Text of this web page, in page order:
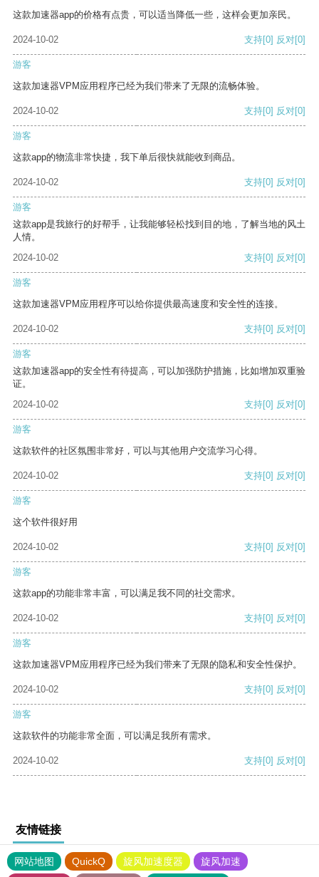
这款加速器app的价格有点贵，可以适当降低一些，这样会更加亲民。
2024-10-02 支持[0] 反对[0]
游客
这款加速器VPM应用程序已经为我们带来了无限的流畅体验。
2024-10-02 支持[0] 反对[0]
游客
这款app的物流非常快捷，我下单后很快就能收到商品。
2024-10-02 支持[0] 反对[0]
游客
这款app是我旅行的好帮手，让我能够轻松找到目的地，了解当地的风土
人情。
2024-10-02
支持[0] 反对[0]
游客
这款加速器VPM应用程序可以给你提供最高速度和安全性的连接。
2024-10-02 支持[0] 反对[0]
游客
这款加速器app的安全性有待提高，可以加强防护措施，比如增加双重验
证。
2024-10-02
支持[0] 反对[0]
游客
这款软件的社区氛围非常好，可以与其他用户交流学习心得。
2024-10-02 支持[0] 反对[0]
游客
这个软件很好用
2024-10-02 支持[0] 反对[0]
游客
这款app的功能非常丰富，可以满足我不同的社交需求。
2024-10-02 支持[0] 反对[0]
游客
这款加速器VPM应用程序已经为我们带来了无限的隐私和安全性保护。
2024-10-02 支持[0] 反对[0]
游客
这款软件的功能非常全面，可以满足我所有需求。
2024-10-02 支持[0] 反对[0]
友情链接
网站地图 QuickQ 旋风加速度器 旋风加速